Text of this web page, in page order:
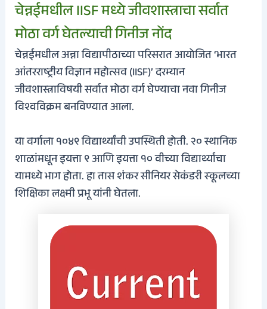
चेन्नईमधील IISF मध्ये जीवशास्त्राचा सर्वात
मोठा वर्ग घेतल्याची गिनीज नोंद
चेन्नईमधील अन्ना विद्यापीठाच्या परिसरात आयोजित ‘भारत
आंतरराष्ट्रीय विज्ञान महोत्सव (IISF)’ दरम्यान
जीवशास्त्राविषयी सर्वात मोठा वर्ग घेण्याचा नवा गिनीज
विश्वविक्रम बनविण्यात आला.
या वर्गाला १०४९ विद्यार्थ्यांची उपस्थिती होती. २० स्थानिक
शाळांमधून इयत्ता ९ आणि इयत्ता १० वीच्या विद्यार्थ्यांचा
यामध्ये भाग होता. हा तास शंकर सीनियर सेकंडरी स्‍कूलच्या
शिक्षिका लक्ष्मी प्रभू यांनी घेतला.